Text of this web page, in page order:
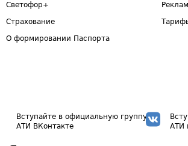
Светофор+
Страхование
О формировании Паспорта
Вступайте в официальную группу
АТИ ВКонтакте
АТИ